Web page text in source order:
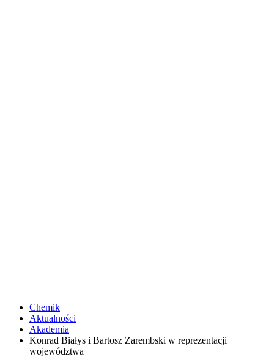
Chemik
Aktualności
Akademia
Konrad Białys i Bartosz Zarembski w reprezentacji
województwa